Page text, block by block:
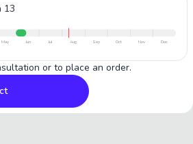
13
May Jun Jul Aug Sep Oct Nov Dec
or to place an order.